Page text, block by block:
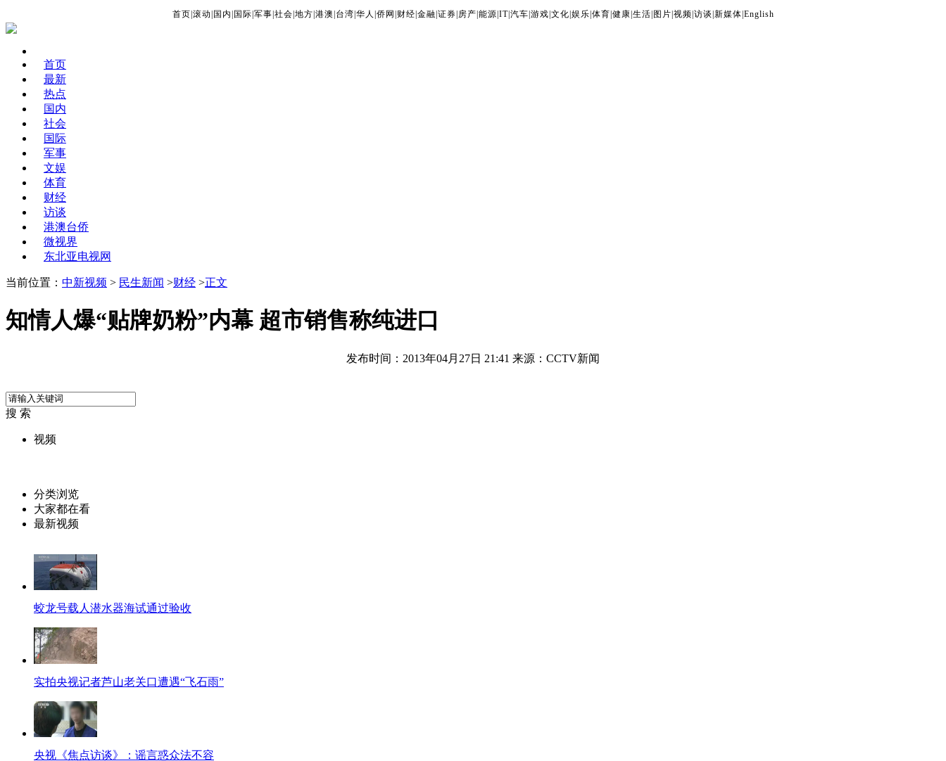
首页 滚动 国内 国际 军事 社会 地方 港澳 台湾 华人 侨网 财经 金融 证券 房产 能源 IT| 汽车 游戏 文化 娱乐 体育 健康 生活 图片 视频 访谈 新媒体 English
首页
最新
热点
国内
社会
国际
军事
文娱
体育
财经
访谈
港澳台侨
微视界
东北亚电视网
当前位置： 中新视频 > 民生新闻 >财经 >正文
知情人爆“贴牌奶粉”内幕 超市销售称纯进口
发布时间：2013年04月27日 21:41 来源：CCTV新闻
搜 索
视频
分类浏览
大家都在看
最新视频
蛟龙号载人潜水器海试通过验收
实拍央视记者芦山老关口遭遇“飞石雨”
央视《焦点访谈》：谣言惑众法不容